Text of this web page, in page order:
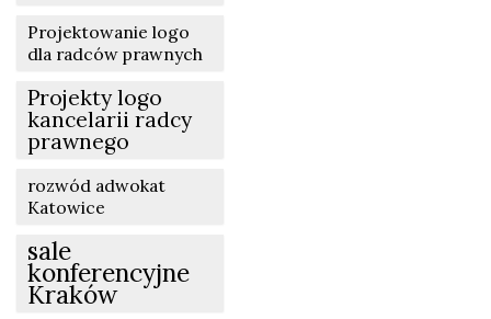
Projektowanie logo
dla radców prawnych
Projekty logo
kancelarii radcy
prawnego
rozwód adwokat
Katowice
sale
konferencyjne
Kraków